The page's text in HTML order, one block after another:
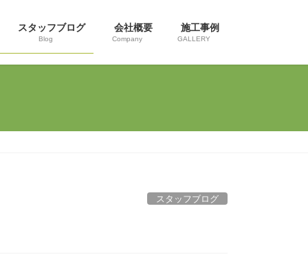
スタッフブログ
Blog
会社概要
Company
施工事例
GALLERY
スタッフブログ